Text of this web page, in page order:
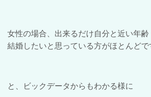
女性の場合、出来るだけ自分と近い年齢
結婚したいと思っている方がほとんどで
と、 ビックデータからもわかる様に